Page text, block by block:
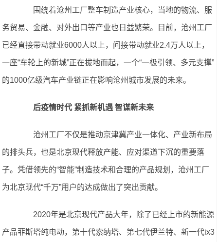
围绕着沧州工厂整车制造产业核心，当地的物流、服
务贸易、金融、对外出口等产业也日益繁荣。目前，沧州工厂
已经直接带动就业6000人以上，间接带动就业2.4万人以上，
一座“车轮上的新城”正在拔地而起，一个“一极引领、多元支撑”
的1000亿级汽车产业链正在影响沧州城市发展的未来。
后疫情时代 紧抓新机遇 智谋新未来
沧州工厂不仅是推动京津冀产业一体化、产业新布局
的排头兵，也是北京现代释放产能、应对渠道下沉的重要落
子。凭借领先的“智能”制造技术和合理的产品规划，沧州工厂
为北京现代“千万”用户的达成做出了突出贡献。
2020年是北京现代产品大年，除了已经上市的新能源
产品菲斯塔纯电动，第十代索纳塔、第七代伊兰特、新一代ix3